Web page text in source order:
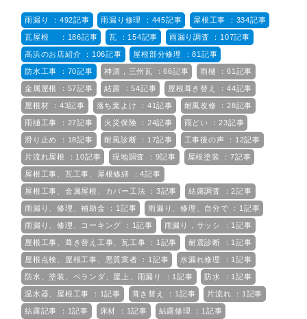
雨漏り ：492記事 雨漏り修理 ：445記事 屋根工事 ：334記事
瓦屋根 ：186記事 瓦 ：154記事 雨漏り調査 ：107記事
高浜のお店紹介 ：106記事 屋根部分修理 ：81記事
防水工事 ：70記事 神清，三州瓦 ：66記事 雨樋 ：61記事
金属屋根 ：57記事 結露 ：54記事 屋根葺き替え ：44記事
屋根材 ：43記事 落ち葉よけ ：41記事 耐風改修 ：28記事
雨樋工事 ：27記事 火災保険 ：24記事 雨どい ：23記事
滑り止め ：18記事 耐風診断 ：17記事 工事後の声 ：12記事
片流れ屋根 ：10記事 現地調査 ：9記事 屋根塗装 ：7記事
屋根工事、瓦工事、屋根修繕 ：4記事
屋根工事、金属屋根、カバー工法 ：3記事 結露調査 ：2記事
雨漏り、修理、補助金 ：1記事 雨漏り、修理、自分で ：1記事
雨漏り、修理、コーキング ：1記事 雨漏り，サッシ ：1記事
屋根工事、葺き替え工事、瓦工事 ：1記事 耐震診断 ：1記事
屋根点検、屋根工事、悪質業者 ：1記事 水漏れ修理 ：1記事
防水、塗装、ベランダ、屋上、雨漏り ：1記事 防水 ：1記事
温水器、屋根工事 ：1記事 葺き替え ：1記事 片流れ ：1記事
結露記事 ：1記事 床材 ：1記事 結露修理 ：1記事